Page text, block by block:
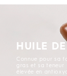
HUILE
Connue pour sa
gras et sa teneur
élevée en